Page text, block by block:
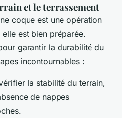
et le terrassement
coque est une opération
est bien préparée.
garantir la durabilité du
incontournables :
la stabilité du terrain,
de nappes